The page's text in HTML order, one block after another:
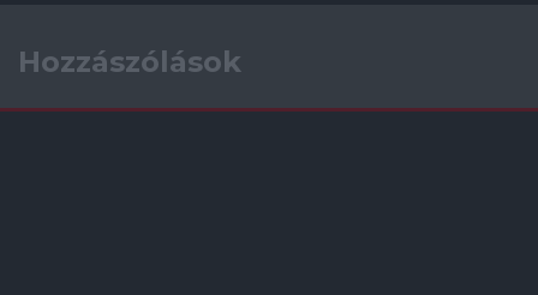
Hozzászólások